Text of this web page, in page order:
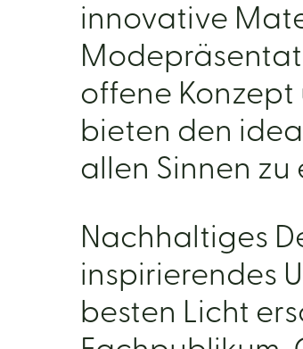
innovative
offene
bieten den
allen Sinnen zu
Nachhaltiges
inspirierendes
besten Licht